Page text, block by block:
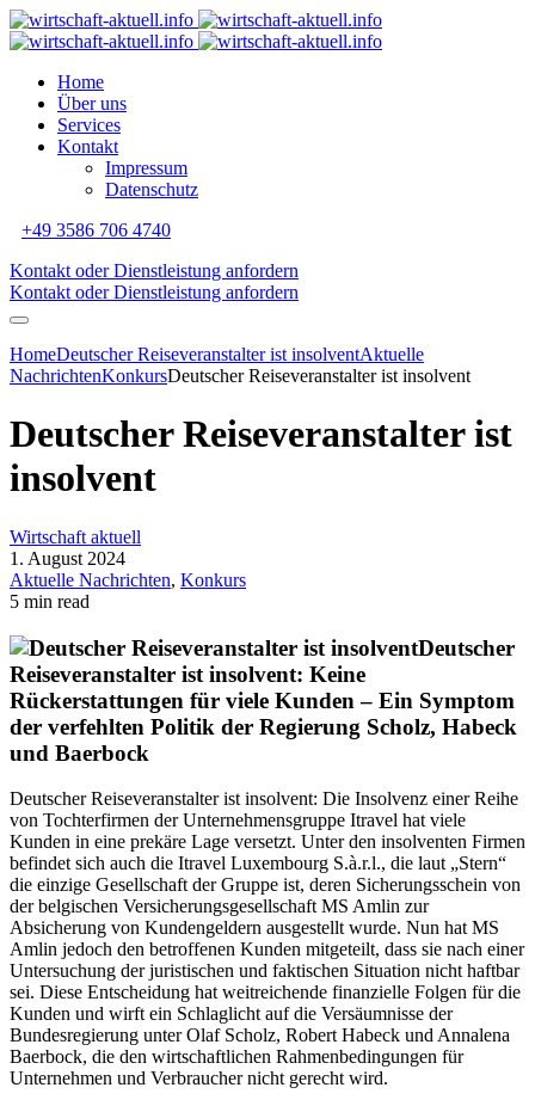
Home
Über uns
Services
Kontakt
Impressum
Datenschutz
+49 3586 706 4740
Kontakt oder Dienstleistung anfordern
Kontakt oder Dienstleistung anfordern
HomeDeutscher Reiseveranstalter ist insolventAktuelle
NachrichtenKonkursDeutscher Reiseveranstalter ist insolvent
Deutscher Reiseveranstalter ist
insolvent
Wirtschaft aktuell
1. August 2024
Aktuelle Nachrichten, Konkurs
5 min read
Deutscher
Reiseveranstalter ist insolvent: Keine
Rückerstattungen für viele Kunden – Ein Symptom
der verfehlten Politik der Regierung Scholz, Habeck
und Baerbock
Deutscher Reiseveranstalter ist insolvent: Die Insolvenz einer Reihe
von Tochterfirmen der Unternehmensgruppe Itravel hat viele
Kunden in eine prekäre Lage versetzt. Unter den insolventen Firmen
befindet sich auch die Itravel Luxembourg S.à.r.l., die laut „Stern“
die einzige Gesellschaft der Gruppe ist, deren Sicherungsschein von
der belgischen Versicherungsgesellschaft MS Amlin zur
Absicherung von Kundengeldern ausgestellt wurde. Nun hat MS
Amlin jedoch den betroffenen Kunden mitgeteilt, dass sie nach einer
Untersuchung der juristischen und faktischen Situation nicht haftbar
sei. Diese Entscheidung hat weitreichende finanzielle Folgen für die
Kunden und wirft ein Schlaglicht auf die Versäumnisse der
Bundesregierung unter Olaf Scholz, Robert Habeck und Annalena
Baerbock, die den wirtschaftlichen Rahmenbedingungen für
Unternehmen und Verbraucher nicht gerecht wird.